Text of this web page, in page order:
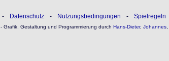
- Datenschutz - Nutzungsbedingungen - Spielregeln
Grafik, Gestaltung und Programmierung durch Hans-Dieter, Johannes,